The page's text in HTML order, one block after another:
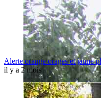
Alerte orange orages et jaune
il y a 2 mois